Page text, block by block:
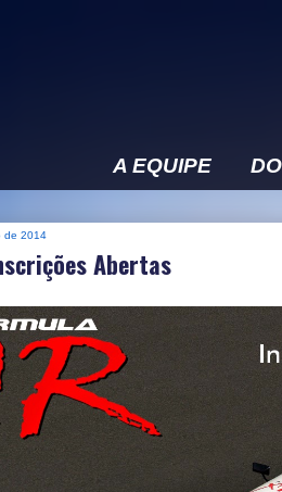
A EQUIPE
de 2014
Abertas